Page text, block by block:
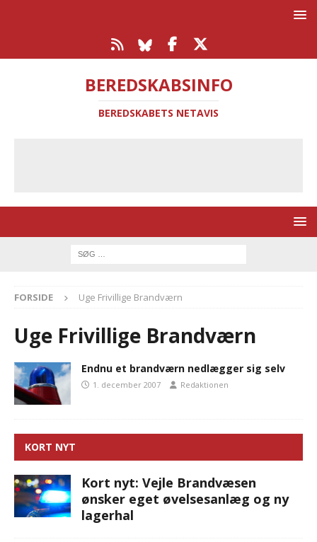
BEREDSKABSINFO
BEREDSKABETS NETAVIS
FORSIDE Uge Frivillige Brandværn
Uge Frivillige Brandværn
Endnu et brandværn nedlægger sig selv
1. december 2007 Redaktionen
KORT NYT
Kort nyt: Vejle Brandvæsen
ønsker eget øvelsesanlæg og ny
lagerhal